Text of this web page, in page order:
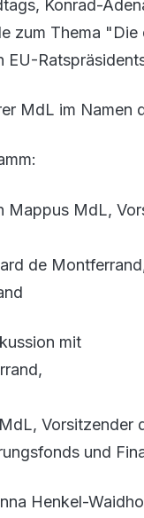
Konrad-
zum Thema
EU-
MdL im Namen
Mappus MdL,
de
mit
Vorsitzender
und
Henkel-